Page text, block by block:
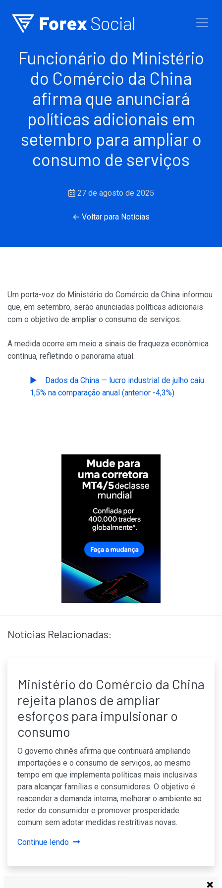
Funcionário do Ministério
do Comércio da China
afirma que anunciará
políticas adicionais em
setembro para ampliar o
consumo de serviços
27 de agosto de 2025
← Voltar para Notícias
Um porta-voz do Ministério do Comércio da China informou
que, em setembro, serão anunciadas políticas adicionais
com o objetivo de ampliar o consumo de serviços.
A medida ocorre em meio a sinais de fraqueza econômica
contínua, refletindo o panorama atual.
Dados da China — lucro industrial de julho caiu
1,5% na comparação anual (anterior -4,3%)
Notícias Relacionadas:
Ministério do Comércio da China
rejeita planos de ampliar
esforços para impulsionar o
consumo
O governo chinês afirma que continuará ampliando
importações e o consumo de serviços, ao mesmo
tempo em que implementa políticas mais inclusivas
para alcançar famílias e consumidores. O objetivo é
reacender a demanda interna, melhorar o ambiente ao
redor do consumidor e promover prosperidade
comum sem adotar medidas restritivas novas.
Continue lendo